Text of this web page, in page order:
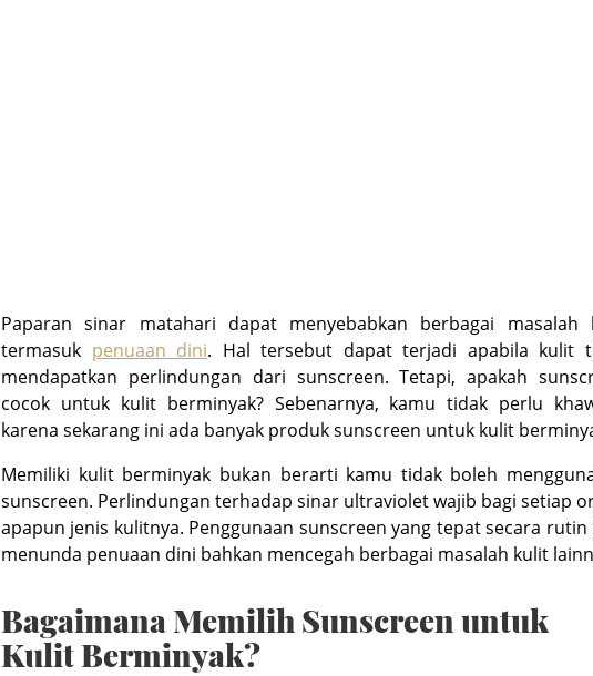
Paparan sinar matahari dapat menyebabkan berbagai masalah
termasuk penuaan dini. Hal tersebut dapat terjadi apabila kulit
mendapatkan perlindungan dari sunscreen. Tetapi, apakah
cocok untuk kulit berminyak? Sebenarnya, kamu tidak perlu
karena sekarang ini ada banyak produk sunscreen untuk kulit
Memiliki kulit berminyak bukan berarti kamu tidak boleh
sunscreen. Perlindungan terhadap sinar ultraviolet wajib bagi setiap
apapun jenis kulitnya. Penggunaan sunscreen yang tepat secara rutin
menunda penuaan dini bahkan mencegah berbagai masalah kulit
Bagaimana Memilih Sunscreen untuk
Kulit Berminyak?